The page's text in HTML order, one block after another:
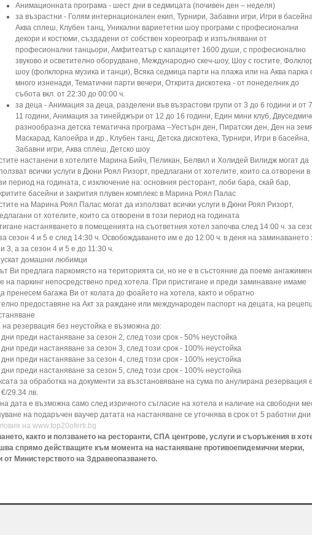
Анимационната програма - шест дни в седмицата (почивен ден – неделя)
за възрастни - Голям интернационален екип, Турнири, Забавни игри, Игри в
Аква сплеш, Клубен танц, Уникални вариететни шоу програми с професионални
декори и костюми, създадени от собствен хореограф и изпълнявани от
професионални танцьори, Амфитеатър с капацитет 1600 души, с професионално
звуково и осветително оборудване, Международно скеч-шоу, Шоу с гостите,
шоу (фолклорна музика и танци), Всяка седмица парти на плажа или на Аква парка
много изненади, Тематични парти вечери, Открита дискотека - от понеделник до
събота вкл. от 22:30 до 00:00 ч.
за деца - Анимация за деца, разделени във възрастови групи от 3 до 6 години и от
11 години, Анимация за тинейджъри от 12 до 16 години, Един мини клуб,
разнообразна детска тематична програма –Уестърн ден, Пиратски ден, Ден на
Маскарад, Капоейра и др., Клубен танц, Детска дискотека, Турнири, Игри в басейна,
Забавни игри, Аква сплеш, Детско шоу
настанени в хотелите Марина Бийч, Пеликан, Белвил и Холидей Вилидж могат да
всички услуги в Дюни Роял Ризорт, предлагани от хотелите, които са отворени в
период на годината, с изключение на: основния ресторант, лоби бара, скай бар,
басейни и закрития плувен комплекс в Марина Роял Палас
на Марина Роял Палас могат да използват всички услуги в Дюни Роял Ризорт,
от хотелите, които са отворени в този период на годината
настаняването в помещенията на съответния хотел започва след 14:00 ч. за
сезон 4 и 5 е след 14:30 ч. Освобождаването им е до 12:00 ч. в деня на заминаването
3, а за сезон 4 и 5 е до 11:30 ч.
домашни любимци
Ви предлага паркомясто на територията си, но не е в състояние да поеме
на паркинг непосредствено пред хотела. При пристигане и преди заминаване имаме
пренесем багажа Ви от колата до фоайето на хотела, както и обратно
предоставяне на Акт за раждане или международен паспорт на децата, на
резервация без неустойка е възможна до:
дни преди настаняване за сезон 2, след този срок - 50% неустойка
дни преди настаняване за сезон 3, след този срок - 100% неустойка
преди настаняване за сезон 4, след този срок - 100% неустойка
преди настаняване за сезон 5, след този срок - 100% неустойка
за обработка на документи за възстановяване на сума по анулирана резервация е
€/29.34 лв.
дата е възможна само след изричното съгласие на хотела и наличие на свободни
на подаръчен ваучер датата на настаняване се уточнява в срок от 5 работни дни
на www.top20oferti.bg
както и ползването на ресторанти, СПА центрове, услуги и съоръжения в
спрямо действащите към момента на настаняване противоепидемични мерки,
от Министерството на Здравеопазването.